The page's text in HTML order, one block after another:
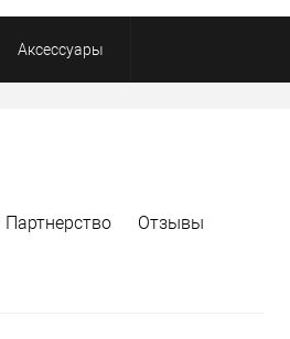
Аксессуары
Партнерство Отзывы